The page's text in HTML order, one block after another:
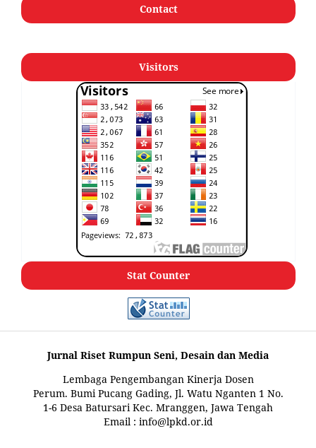
Contact
Visitors
Stat Counter
Jurnal Riset Rumpun Seni, Desain dan Media
Lembaga Pengembangan Kinerja Dosen
Perum. Bumi Pucang Gading, Jl. Watu Nganten 1 No.
1-6 Desa Batursari Kec. Mranggen, Jawa Tengah
Email : info@lpkd.or.id